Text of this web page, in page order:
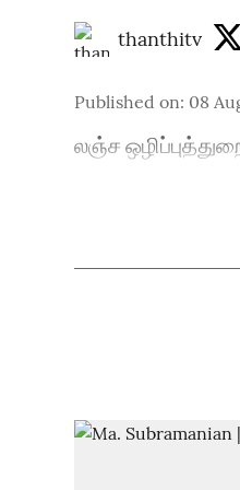
thanthitv
Published on: 08
லஞ்ச